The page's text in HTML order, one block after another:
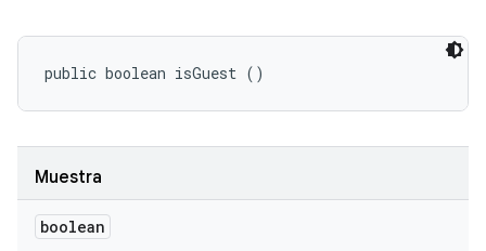
public boolean isGuest ()
Muestra
boolean